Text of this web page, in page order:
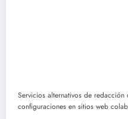
Servicios alternativos de redacción
configuraciones en sitios web